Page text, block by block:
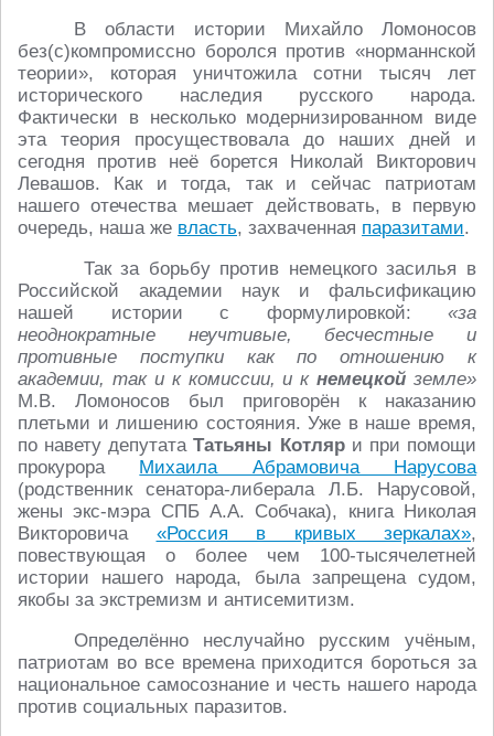
В области истории Михайло Ломоносов
без(с)компромиссно боролся против «норманнской
теории», которая уничтожила сотни тысяч лет
исторического наследия русского народа.
Фактически в несколько модернизированном виде
эта теория просуществовала до наших дней и
сегодня против неё борется Николай Викторович
Левашов. Как и тогда, так и сейчас патриотам
нашего отечества мешает действовать, в первую
очередь, наша же власть, захваченная паразитами.
Так за борьбу против немецкого засилья в
Российской академии наук и фальсификацию
нашей истории с формулировкой: «за
неоднократные неучтивые, бесчестные и
противные поступки как по отношению к
академии, так и к комиссии, и кнемецкой земле»
М.В. Ломоносов был приговорён к наказанию
плетьми и лишению состояния. Уже в наше время,
по навету депутатаТатьяны Котляри при помощи
прокурора Михаила Абрамовича Нарусова
(родственник сенатора-либерала Л.Б. Нарусовой,
жены экс-мэра СПБ А.А. Собчака), книга Николая
Викторовича «Россия в кривых зеркалах»,
повествующая о более чем 100-тысячелетней
истории нашего народа, была запрещена судом,
якобы за экстремизм и антисемитизм.
Определённо неслучайно русским учёным,
патриотам во все времена приходится бороться за
национальное самосознание и честь нашего народа
против социальных паразитов.